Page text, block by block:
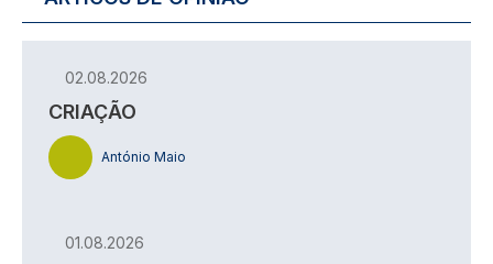
02.08.2026
CRIAÇÃO
António Maio
01.08.2026